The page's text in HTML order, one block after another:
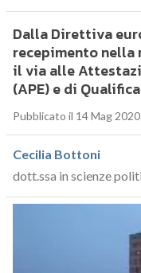
Dalla Direttiva
recepimento nella
il via alle
(APE) e di
Pubblicato il 14 Mag 2020
Cecilia Bottoni
dott.ssa in scienze